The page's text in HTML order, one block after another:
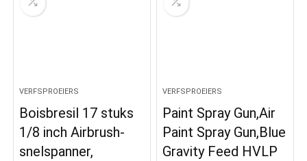
VERFSPROEIERS
Boisbresil 17 stuks
1/8 inch Airbrush-
snelspanner,
VERFSPROEIERS
Paint Spray Gun,Air
Paint Spray Gun,Blue
Gravity Feed HVLP